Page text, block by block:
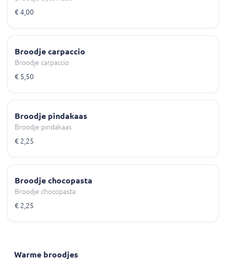
€ 4,00
Broodje carpaccio
Broodje carpaccio
€ 5,50
Broodje pindakaas
Broodje pindakaas
€ 2,25
Broodje chocopasta
Broodje chocopasta
€ 2,25
Warme broodjes